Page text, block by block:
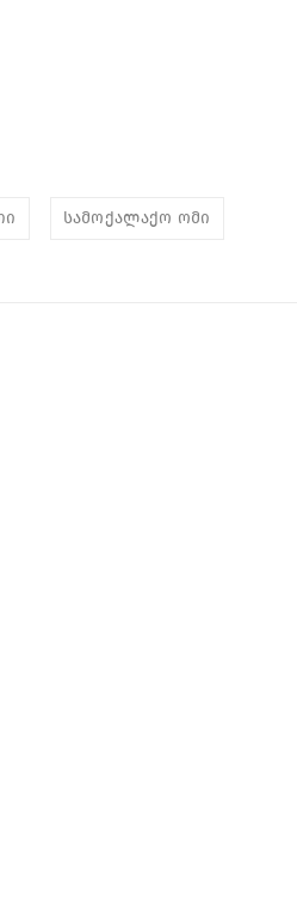
სამოქალაქო ომი